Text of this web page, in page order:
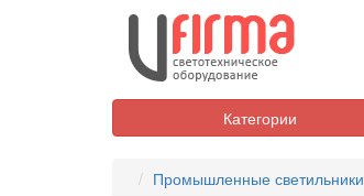
Категории
Промышленные светильники